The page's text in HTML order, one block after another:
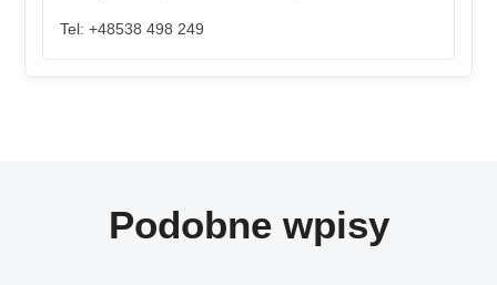
Tel: +48538 498 249
Podobne wpisy